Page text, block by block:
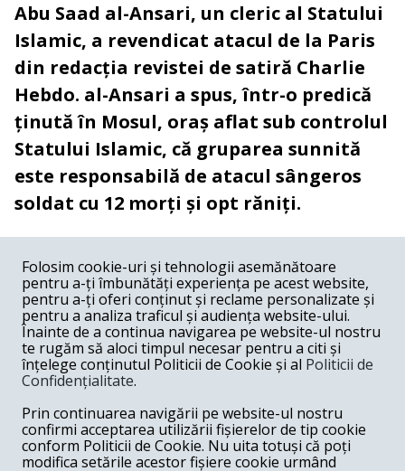
Abu Saad al-Ansari, un cleric al Statului
Islamic, a revendicat atacul de la Paris
din redacția revistei de satiră Charlie
Hebdo. al-Ansari a spus, într-o predică
ținută în Mosul, oraș aflat sub controlul
Statului Islamic, că gruparea sunnită
este responsabilă de atacul sângeros
soldat cu 12 morți și opt răniți.
COMENTARII
Nume
Email
Folosim cookie-uri și tehnologii asemănătoare
pentru a-ți îmbunătăți experiența pe acest website,
pentru a-ți oferi conținut și reclame personalizate și
pentru a analiza traficul și audiența website-ului.
Înainte de a continua navigarea pe website-ul nostru
te rugăm să aloci timpul necesar pentru a citi și
înțelege conținutul Politicii de Cookie și al Politicii de
Confidențialitate.
Prin continuarea navigării pe website-ul nostru
confirmi acceptarea utilizării fișierelor de tip cookie
conform Politicii de Cookie. Nu uita totuși că poți
modifica setările acestor fișiere cookie urmând